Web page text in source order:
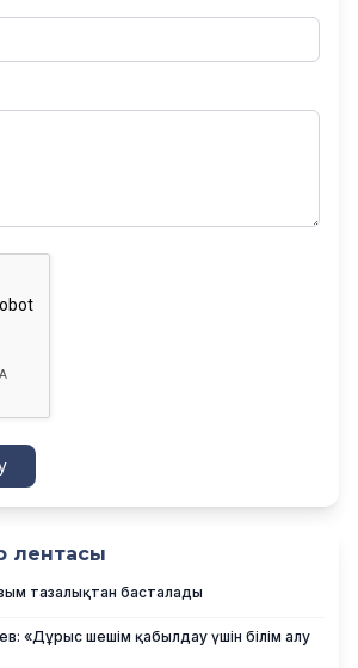
лентасы
тазалықтан басталады
«Дұрыс шешім қабылдау үшін білім алу